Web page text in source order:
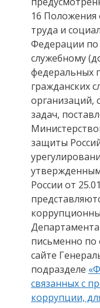
16 Положения
труда и
Федерации
служебному
федеральных
гражданских
организаций,
задач,
защиты
России от
письменно
сайте
подразделе
связанных с
коррупции,